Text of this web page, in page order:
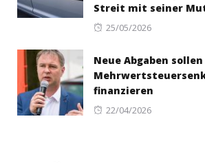
Streit mit seiner
Posted
25/05/2026
Neue Abgaben sollen
finanzieren
Posted
22/04/2026